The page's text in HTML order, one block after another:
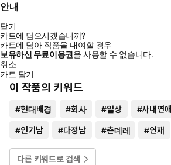
안내
닫기
카트에 담으시겠습니까?
카트에 담아 작품을 대여할 경우
보유하신 무료이용권을 사용할 수 없습니다.
취소
카트 담기
이 작품의 키워드
#현대배경 #회사 #일상 #사내연애
#인기남 #다정남 #츤데레 #연재
다른 키워드로 검색